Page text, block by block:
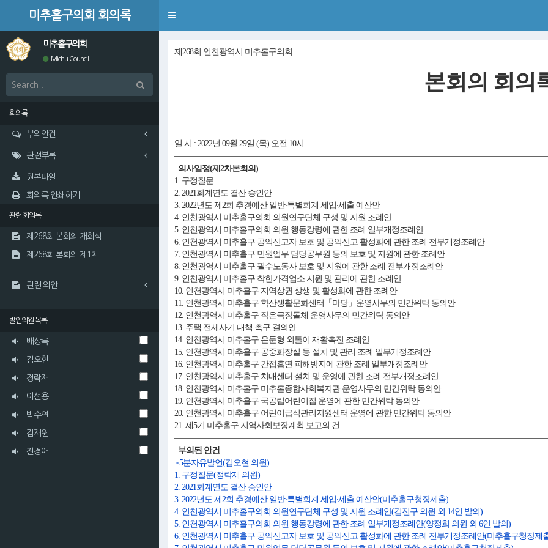
미추홀구의회 회의록
Toggle
미추홀구의회
Michu Council
회의록
부의안건
관련부록
원본파일
회의록 인쇄하기
관련 회의록
제268회 본회의 개회식
제268회 본회의 제1차
관련 의안
발언의원 목록
배상록
김오현
정락재
이선용
박수연
김재원
전경애
제268회 인천광역시 미추홀구의회
본회의 회의
일 시 : 2022년 09월 29일 (목) 오전 10시
의사일정(제2차본회의)
1. 구정질문
2. 2021회계연도 결산 승인안
3. 2022년도 제2회 추경예산 일반‧특별회계 세입‧세출 예산안
4. 인천광역시 미추홀구의회 의원연구단체 구성 및 지원 조례안
5. 인천광역시 미추홀구의회 의원 행동강령에 관한 조례 일부개정조례안
6. 인천광역시 미추홀구 공익신고자 보호 및 공익신고 활성화에 관한 조례 전부개정조례안
7. 인천광역시 미추홀구 민원업무 담당공무원 등의 보호 및 지원에 관한 조례안
8. 인천광역시 미추홀구 필수노동자 보호 및 지원에 관한 조례 전부개정조례안
9. 인천광역시 미추홀구 착한가격업소 지원 및 관리에 관한 조례안
10. 인천광역시 미추홀구 지역상권 상생 및 활성화에 관한 조례안
11. 인천광역시 미추홀구 학산생활문화센터「마당」운영사무의 민간위탁 동의안
12. 인천광역시 미추홀구 작은극장돌체 운영사무의 민간위탁 동의안
13. 주택 전세사기 대책 촉구 결의안
14. 인천광역시 미추홀구 은둔형 외톨이 재활촉진 조례안
15. 인천광역시 미추홀구 공중화장실 등 설치 및 관리 조례 일부개정조례안
16. 인천광역시 미추홀구 간접흡연 피해방지에 관한 조례 일부개정조례안
17. 인천광역시 미추홀구 치매센터 설치 및 운영에 관한 조례 전부개정조례안
18. 인천광역시 미추홀구 미추홀종합사회복지관 운영사무의 민간위탁 동의안
19. 인천광역시 미추홀구 국공립어린이집 운영에 관한 민간위탁 동의안
20. 인천광역시 미추홀구 어린이급식관리지원센터 운영에 관한 민간위탁 동의안
21. 제5기 미추홀구 지역사회보장계획 보고의 건
부의된 안건
∘5분자유발언(김오현 의원)
1. 구정질문(정락재 의원)
2. 2021회계연도 결산 승인안
3. 2022년도 제2회 추경예산 일반‧특별회계 세입‧세출 예산안(미추홀구청장제출)
4. 인천광역시 미추홀구의회 의원연구단체 구성 및 지원 조례안(김진구 의원 외 14인 발의)
5. 인천광역시 미추홀구의회 의원 행동강령에 관한 조례 일부개정조례안(양정희 의원 외 6인 발의)
6. 인천광역시 미추홀구 공익신고자 보호 및 공익신고 활성화에 관한 조례 전부개정조례안(미추홀구청장제